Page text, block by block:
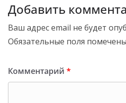
Добавить
Ваш адрес email не будет
Обязательные поля помечены
Комментарий *